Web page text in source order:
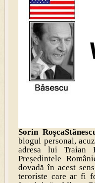
Sorin
blogul personal,
adresa lui Traian
Preşedintele
dovadă în acest
teroriste care ar fi